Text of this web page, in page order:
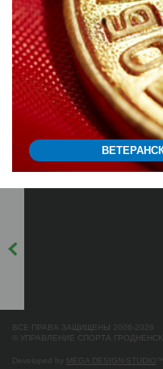
ВСЕ ПРАВА ЗАЩИЩЕНЫ 2006-2026
© УПРАВЛЕНИЕ СПОРТА
Developed by MEGA DESIGN-STUDIO ™